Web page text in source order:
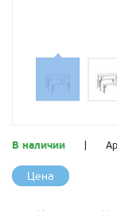
В наличии
Цена